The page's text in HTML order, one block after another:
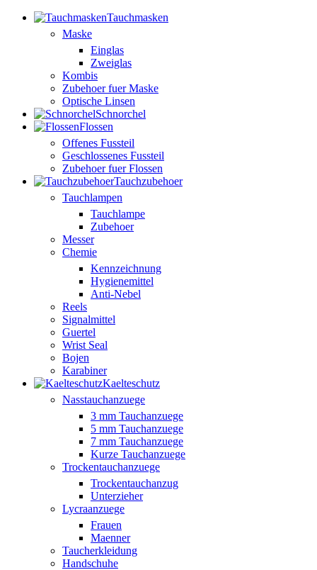
Tauchmasken
Maske
Einglas
Zweiglas
Kombis
Zubehoer fuer Maske
Optische Linsen
Schnorchel
Flossen
Offenes Fussteil
Geschlossenes Fussteil
Zubehoer fuer Flossen
Tauchzubehoer
Tauchlampen
Tauchlampe
Zubehoer
Messer
Chemie
Kennzeichnung
Hygienemittel
Anti-Nebel
Reels
Signalmittel
Guertel
Wrist Seal
Bojen
Karabiner
Kaelteschutz
Nasstauchanzuege
3 mm Tauchanzuege
5 mm Tauchanzuege
7 mm Tauchanzuege
Kurze Tauchanzuege
Trockentauchanzuege
Trockentauchanzug
Unterzieher
Lycraanzuege
Frauen
Maenner
Taucherkleidung
Handschuhe